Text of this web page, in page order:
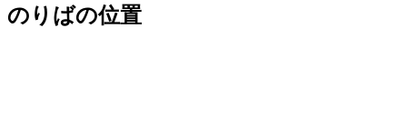
のりばの位置